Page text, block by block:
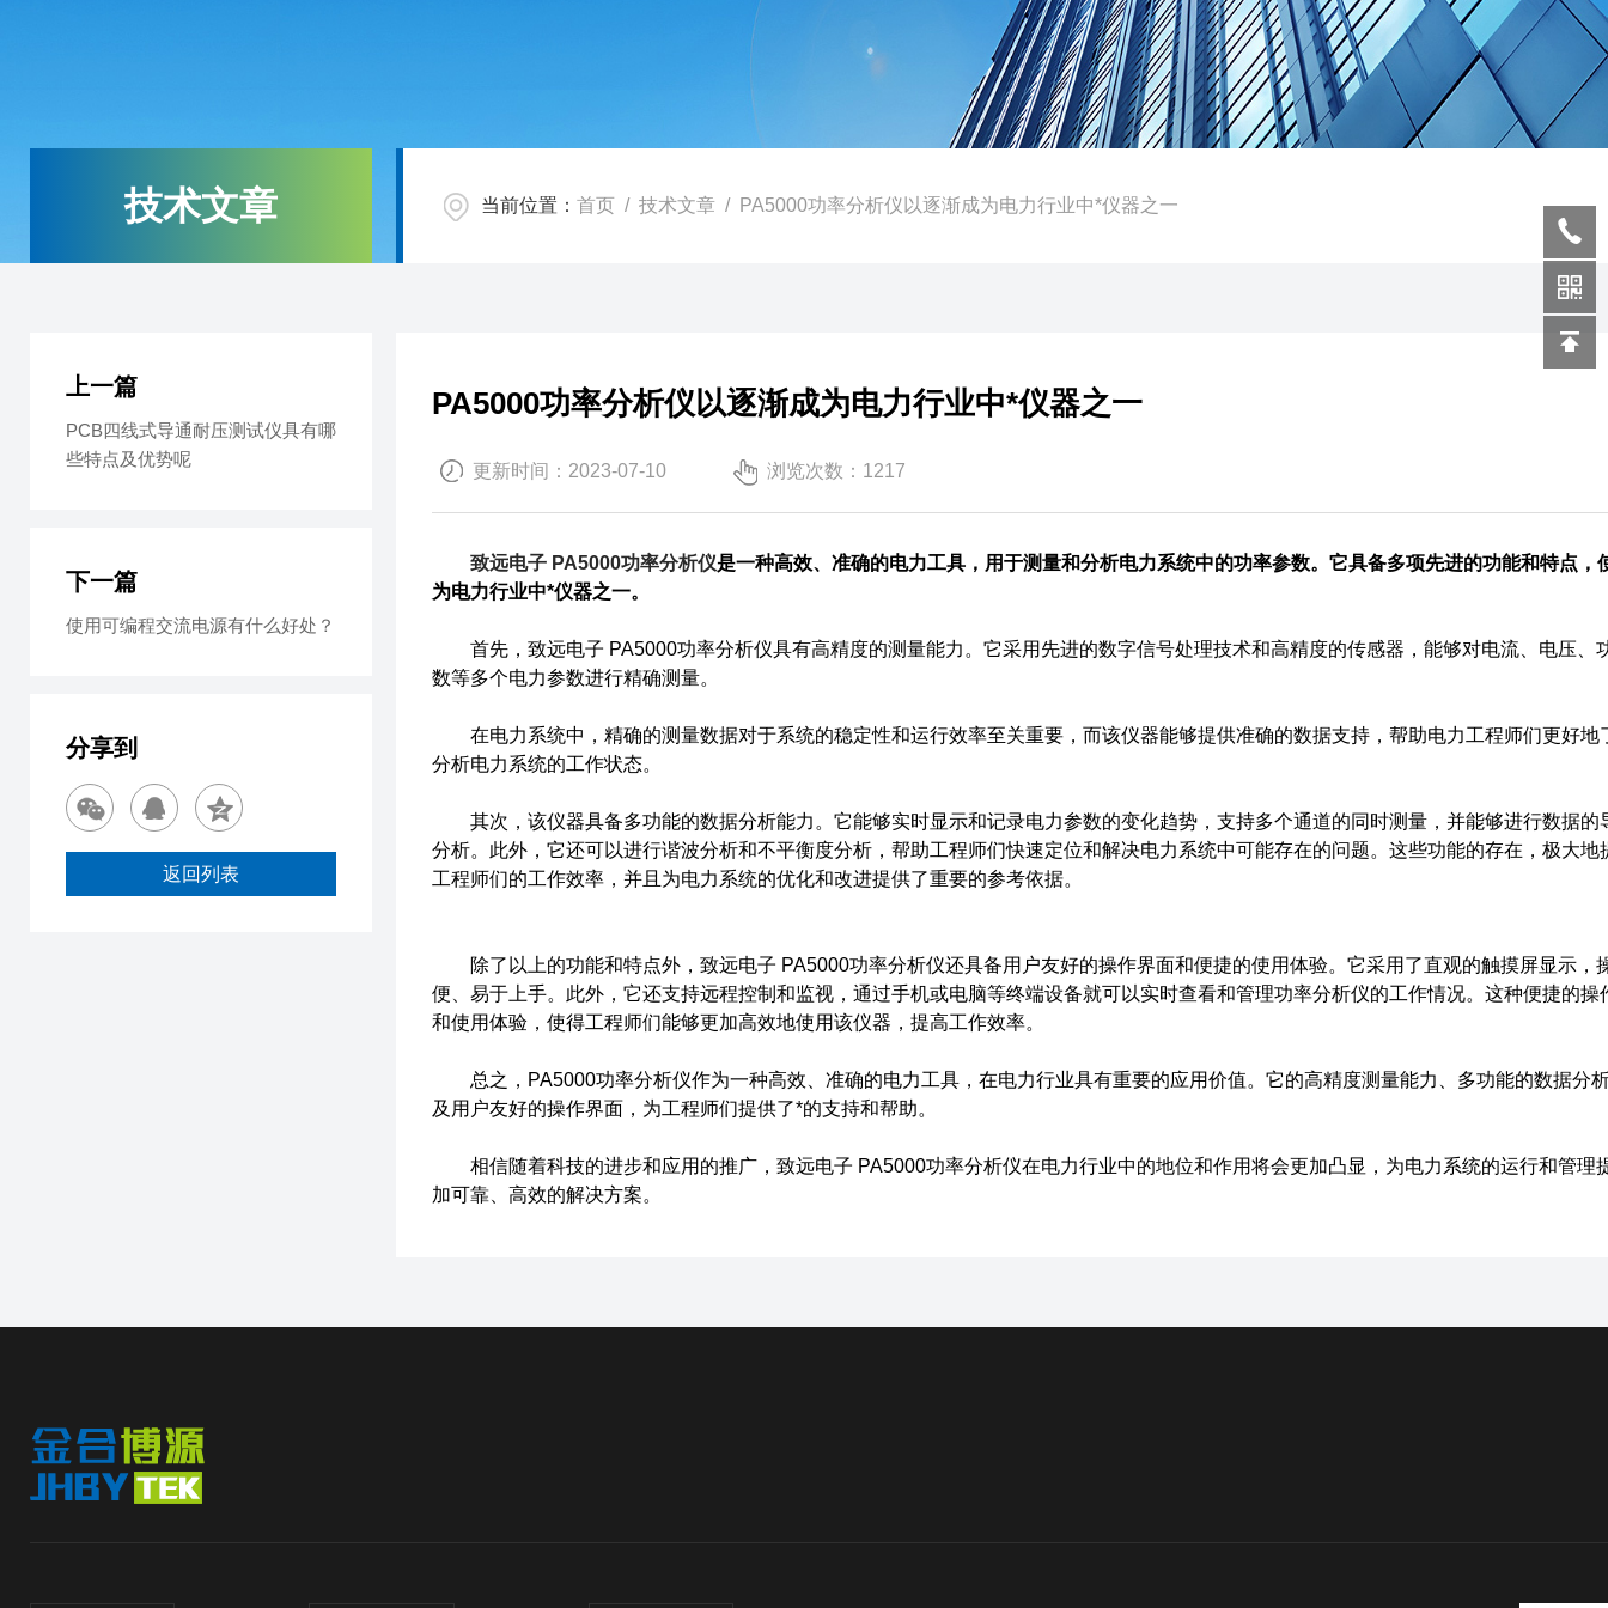
技术文章 当前位置： 首页 / 技术文章 / PA5000功率分析仪以逐渐成为电力行业中*仪器之一
PA5000功率分析仪以逐渐成为电力行业中*仪器之一
更新时间：2023-07-10 浏览次数：1217
致远电子 PA5000功率分析仪是一种高效、准确的电力工具，用于测量和分析电力系统中的功率参数。它具备多项先进的功能和特点，
为电力行业中*仪器之一。
首先，致远电子 PA5000功率分析仪具有高精度的测量能力。它采用先进的数字信号处理技术和高精度的传感器，能够对电流、电压、
数等多个电力参数进行精确测量。
在电力系统中，精确的测量数据对于系统的稳定性和运行效率至关重要，而该仪器能够提供准确的数据支持，帮助电力工程师们更好地
分析电力系统的工作状态。
其次，该仪器具备多功能的数据分析能力。它能够实时显示和记录电力参数的变化趋势，支持多个通道的同时测量，并能够进行数据的
分析。此外，它还可以进行谐波分析和不平衡度分析，帮助工程师们快速定位和解决电力系统中可能存在的问题。这些功能的存在，极大地
工程师们的工作效率，并且为电力系统的优化和改进提供了重要的参考依据。
除了以上的功能和特点外，致远电子 PA5000功率分析仪还具备用户友好的操作界面和便捷的使用体验。它采用了直观的触摸屏显示，
便、易于上手。此外，它还支持远程控制和监视，通过手机或电脑等终端设备就可以实时查看和管理功率分析仪的工作情况。这种便捷的操
和使用体验，使得工程师们能够更加高效地使用该仪器，提高工作效率。
总之，PA5000功率分析仪作为一种高效、准确的电力工具，在电力行业具有重要的应用价值。它的高精度测量能力、多功能的数据分
及用户友好的操作界面，为工程师们提供了*的支持和帮助。
相信随着科技的进步和应用的推广，致远电子 PA5000功率分析仪在电力行业中的地位和作用将会更加凸显，为电力系统的运行和管理
加可靠、高效的解决方案。
上一篇
PCB四线式导通耐压测试仪具有哪
些特点及优势呢
下一篇
使用可编程交流电源有什么好处？
分享到
返回列表